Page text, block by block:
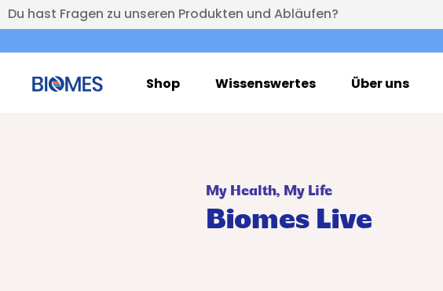
Du hast Fragen zu unseren Produkten und Abläufen?
Shop Wissenswertes Über uns
My Health, My Life
Biomes Live